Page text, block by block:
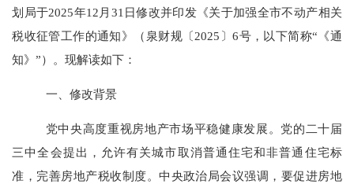
划局于2025年12 月 31 日修改并印发《关于加强全市不动产相关
税收征管工作的通知》（泉财规〔2025 〕6号，以下简称“《通
知》”）。现解读如下：
一、修改背景
党中央高度重视房地产市场平稳健康发展。党的二十届
三中全会提出，允许有关城市取消普通住宅和非普通住宅标
准，完善房地产税收制度。中央政治局会议强调，要促进房地